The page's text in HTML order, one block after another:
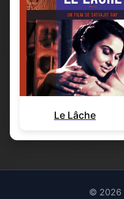
Le Lâche
© 2026